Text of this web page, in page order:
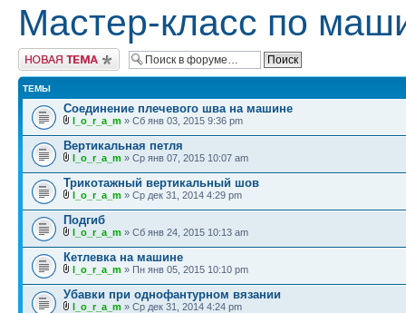
Мастер-класс по
Новая тема
ТЕМЫ
Соединение плечевого шва на машине
l_o_r_a_m » Сб янв 03, 2015 9:36 pm
Вертикальная петля
l_o_r_a_m » Ср янв 07, 2015 10:07 am
Трикотажный вертикальный шов
l_o_r_a_m » Ср дек 31, 2014 4:29 pm
Подгиб
l_o_r_a_m » Сб янв 24, 2015 10:13 am
Кетлевка на машине
l_o_r_a_m » Пн янв 05, 2015 10:10 pm
Убавки при однофантурном вязании
l_o_r_a_m » Ср дек 31, 2014 4:24 pm